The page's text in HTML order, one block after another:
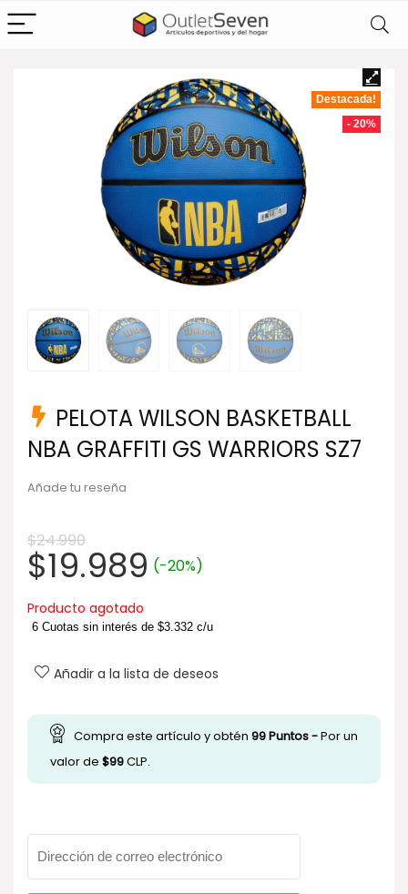
Destacada!
- 20%
PELOTA WILSON BASKETBALL
NBA GRAFFITI GS WARRIORS SZ7
Añade tu reseña
$24.990
El
precio
original
era:
$24.990.
$19.989El
actual
es:
$19.989.
(-20%)
Producto agotado
6 Cuotas sin interés de $3.332 c/u
Añadir a la lista de deseos
Compra este artículo y obtén 99Puntos -Por un
valor de $99CLP.